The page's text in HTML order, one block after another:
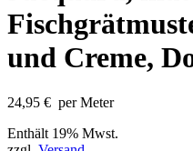
und Creme,
24,95 € per Meter
Enthält 19% Mwst.